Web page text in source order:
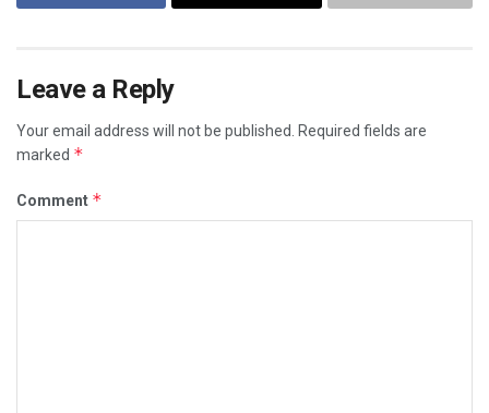
Leave a Reply
Your email address will not be published.
Required fields are
marked *
Comment *